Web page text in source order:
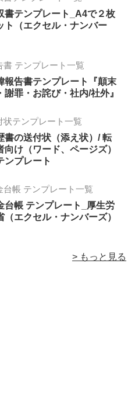
書テンプレート_A4で２枚
ト（エクセル・ナンバー
書 テンプレート一覧
報告書テンプレート『顛末
謝罪・お詫び・社内/社外』
状テンプレート一覧
書の送付状（添え状）/ 転
向け（ワード、ページズ）
ンプレート
台帳 テンプレート一覧
台帳 テンプレート_厚生労
（エクセル・ナンバーズ）
> もっと見る